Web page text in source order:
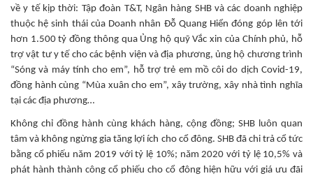
về y tế kịp thời: Tập đoàn T&T, Ngân hàng SHB và các doanh nghiệp
thuộc hệ sinh thái của Doanh nhân Đỗ Quang Hiển đóng góp lên tới
hơn 1.500 tỷ đồng thông qua Ủng hộ quỹ Vắc xin của Chính phủ, hỗ
trợ vật tư y tế cho các bệnh viện và địa phương, ủng hộ chương trình
“Sóng và máy tính cho em”, hỗ trợ trẻ em mồ côi do dịch Covid-19,
đồng hành cùng “Mùa xuân cho em”, xây trường, xây nhà tình nghĩa
tại các địa phương…
Không chỉ đồng hành cùng khách hàng, cộng đồng; SHB luôn quan
tâm và không ngừng gia tăng lợi ích cho cổ đông. SHB đã chi trả cổ tức
bằng cổ phiếu năm 2019 với tỷ lệ 10%; năm 2020 với tỷ lệ 10,5% và
phát hành thành công cổ phiếu cho cổ đông hiện hữu với giá ưu đãi